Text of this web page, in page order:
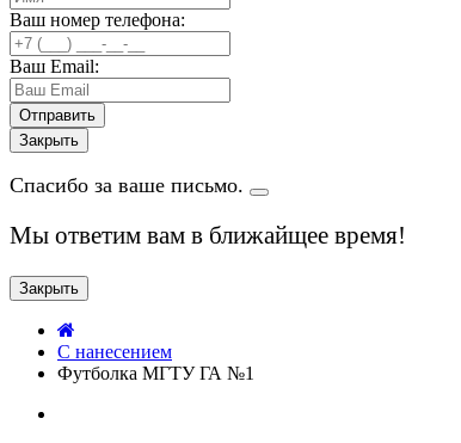
Ваш номер телефона:
Ваш Email:
Закрыть
Спасибо за ваше письмо.
Мы ответим вам в ближайщее время!
Закрыть
C нанесением
Футболка МГТУ ГА №1